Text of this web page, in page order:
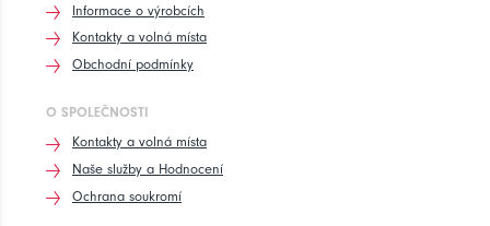
Informace o výrobcích
Kontakty a volná místa
Obchodní podmínky
O SPOLEČNOSTI
Kontakty a volná místa
Naše služby a Hodnocení
Ochrana soukromí